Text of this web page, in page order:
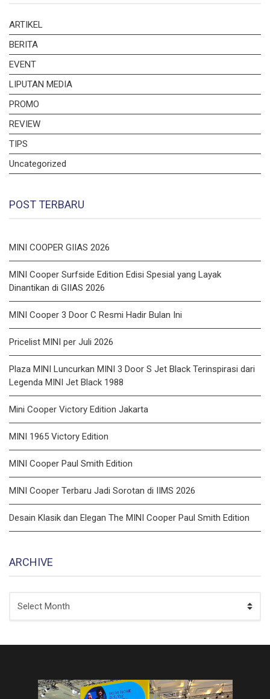
ARTIKEL
BERITA
EVENT
LIPUTAN MEDIA
PROMO
REVIEW
TIPS
Uncategorized
POST TERBARU
MINI COOPER GIIAS 2026
MINI Cooper Surfside Edition Edisi Spesial yang Layak
Dinantikan di GIIAS 2026
MINI Cooper 3 Door C Resmi Hadir Bulan Ini
Pricelist MINI per Juli 2026
Plaza MINI Luncurkan MINI 3 Door S Jet Black Terinspirasi dari
Legenda MINI Jet Black 1988
Mini Cooper Victory Edition Jakarta
MINI 1965 Victory Edition
MINI Cooper Paul Smith Edition
MINI Cooper Terbaru Jadi Sorotan di IIMS 2026
Desain Klasik dan Elegan The MINI Cooper Paul Smith Edition
ARCHIVE